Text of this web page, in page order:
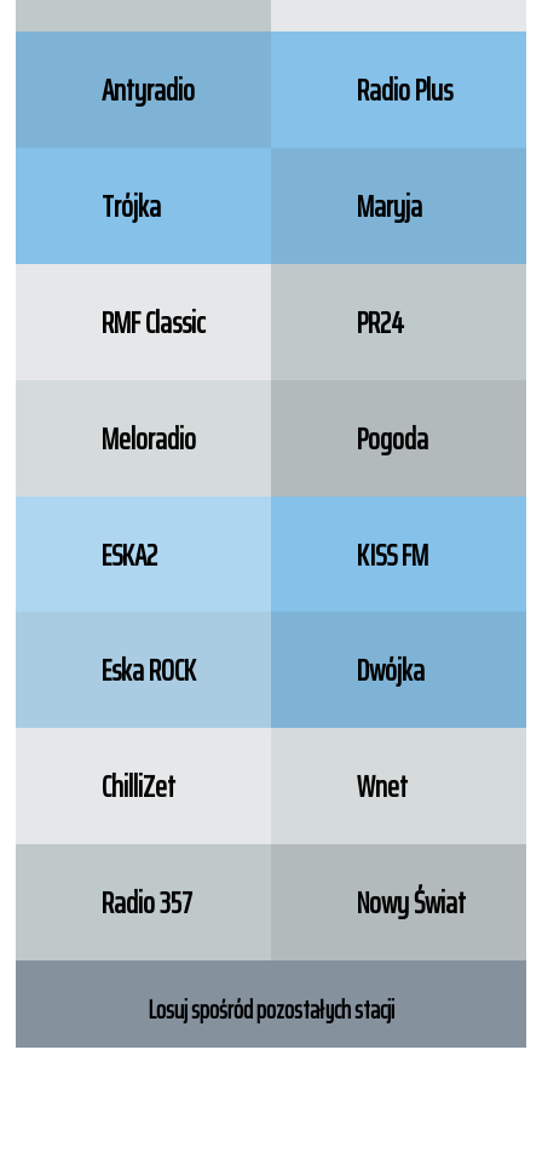
Antyradio Radio Plus
Trójka Maryja
RMF Classic PR24
Meloradio Pogoda
ESKA2 KISS FM
Eska ROCK Dwójka
ChilliZet Wnet
Radio 357 Nowy Świat
Losuj spośród pozostałych stacji